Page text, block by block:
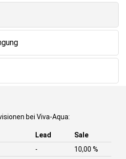
bei Viva-Aqua:
Lead
Sale
-
10,00 %